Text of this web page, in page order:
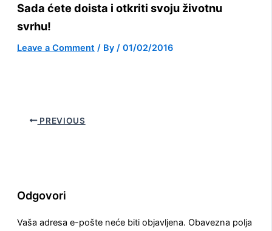
Sada ćete doista i otkriti svoju životnu
svrhu!
Leave a Comment / By / 01/02/2016
PREVIOUS
Odgovori
Vaša adresa e-pošte neće biti objavljena. Obavezna polja